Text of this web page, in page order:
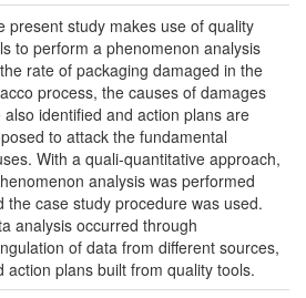
present study makes use of quality
to perform a phenomenon analysis
rate of packaging damaged in the
process, the causes of damages
also identified and action plans are
to attack the fundamental
With a quali-quantitative approach,
analysis was performed
the case study procedure was used.
analysis occurred through
of data from different sources,
action plans built from quality tools.